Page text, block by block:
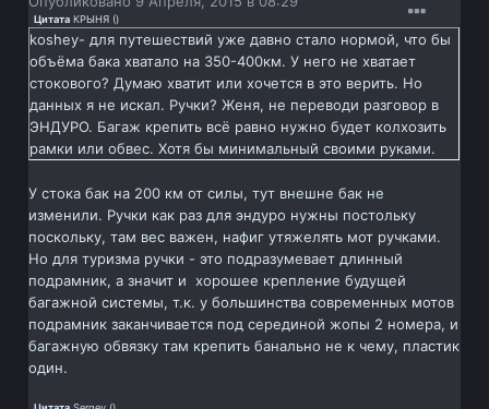
Цитата КРЫНЯ ()
koshey- для путешествий уже давно стало нормой, что бы
объёма бака хватало на 350-400км. У него не хватает
стокового? Думаю хватит или хочется в это верить. Но
данных я не искал. Ручки? Женя, не переводи разговор в
ЭНДУРО. Багаж крепить всё равно нужно будет колхозить
рамки или обвес. Хотя бы минимальный своими руками.
У стока бак на 200 км от силы, тут внешне бак не
изменили. Ручки как раз для эндуро нужны постольку
поскольку, там вес важен, нафиг утяжелять мот ручками.
Но для туризма ручки - это подразумевает длинный
подрамник, а значит и хорошее крепление будущей
багажной системы, т.к. у большинства современных мотов
подрамник заканчивается под серединой жопы 2 номера, и
багажную обвязку там крепить банально не к чему, пластик
один.